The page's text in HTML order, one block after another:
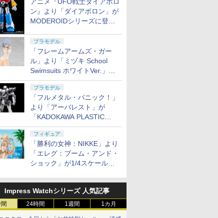
ン』より「ダイアポロン」が
MODEROIDシリーズに登
プラモデル
「フレームアームズ・ガー
ル」より「ミヅキ School
Swimsuits ホワイトVer.」が8
月10日から予約開始決定！
プラモデル
「フルメタル・パニック！」
より「アーバレスト」が
「KADOKAWA PLASTIC
MODEL SERIES」から1/48
スケールで登場！
フィギュア
「勝利の女神：NIKKE」より
「エレグ：ブーム・アンド・
ショック」が1/4スケールで
Impress Watchシリーズ 人気記事
24時間 1週間 1カ月